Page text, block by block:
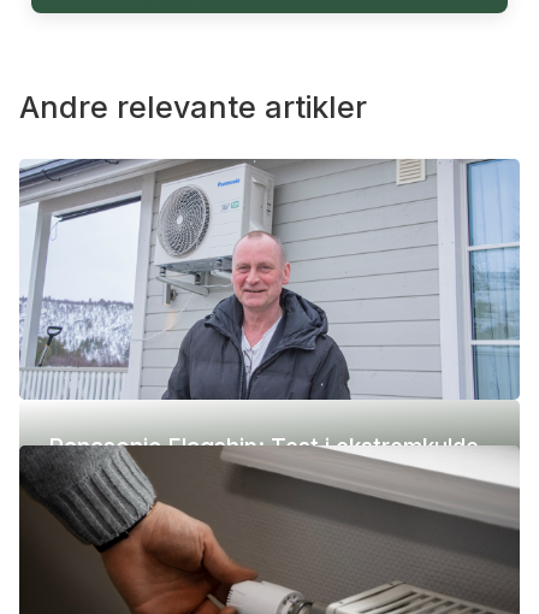
Andre relevante artikler
Panasonic Flagship: Test i ekstremkulde
(-42 °C)